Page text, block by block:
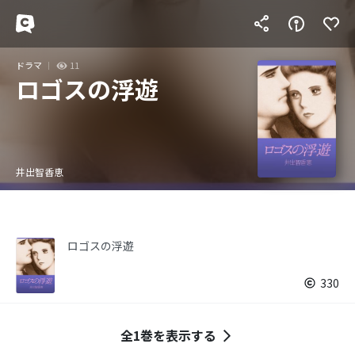
ドラマ 11
ロゴスの浮遊
井出智香恵
ロゴスの浮遊
330
全1巻を表示する